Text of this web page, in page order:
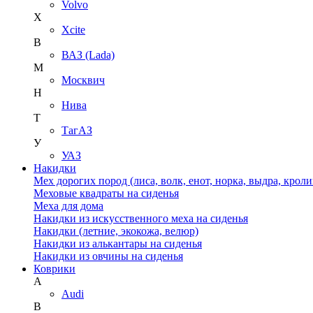
Volvo
X
Xcite
В
ВАЗ (Lada)
М
Москвич
Н
Нива
Т
ТагАЗ
У
УАЗ
Накидки
Мех дорогих пород (лиса, волк, енот, норка, выдра,
Меховые квадраты на сиденья
Меха для дома
Накидки из искусственного меха на сиденья
Накидки (летние, экокожа, велюр)
Накидки из алькантары на сиденья
Накидки из овчины на сиденья
Коврики
A
Audi
B